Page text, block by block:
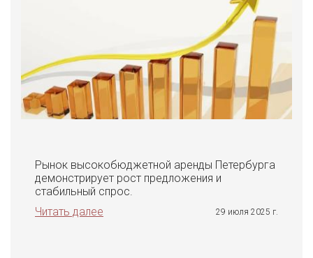
Рынок высокобюджетной аренды Петербурга
демонстрирует рост предложения и
стабильный спрос.
Читать далее
29 июля 2025 г.